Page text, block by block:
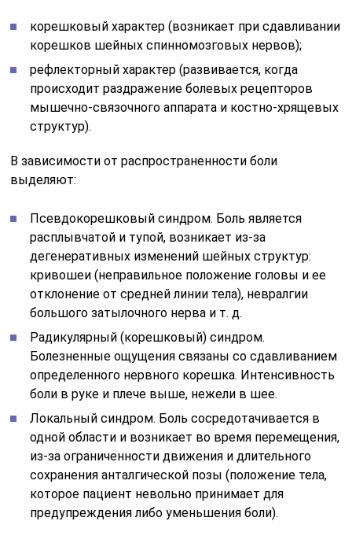
корешковый характер (возникает при сдавливании
корешков шейных спинномозговых нервов);
рефлекторный характер (развивается, когда
происходит раздражение болевых рецепторов
мышечно-связочного аппарата и костно-хрящевых
структур).
В зависимости от распространенности боли
выделяют:
Псевдокорешковый синдром. Боль является
расплывчатой и тупой, возникает из-за
дегенеративных изменений шейных структур:
кривошеи (неправильное положение головы и ее
отклонение от средней линии тела), невралгии
большого затылочного нерва и т. д.
Радикулярный (корешковый) синдром.
Болезненные ощущения связаны со сдавливанием
определенного нервного корешка. Интенсивность
боли в руке и плече выше, нежели в шее.
Локальный синдром. Боль сосредотачивается в
одной области и возникает во время перемещения,
из-за ограниченности движения и длительного
сохранения анталгической позы (положение тела,
которое пациент невольно принимает для
предупреждения либо уменьшения боли).